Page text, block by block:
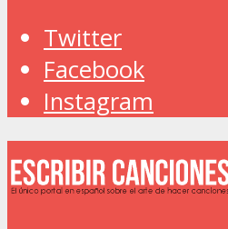
Twitter
Facebook
Instagram